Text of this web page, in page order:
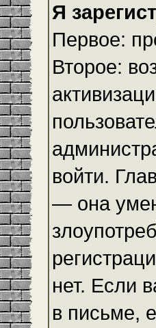
Я
Первое:
Второе:
войти.
— она
нет. Если
в письме,